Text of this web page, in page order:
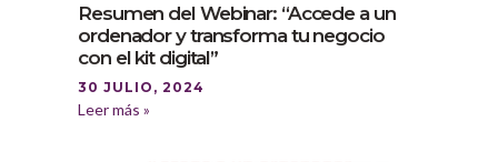
Resumen del Webinar: “Accede a un
ordenador y transforma tu negocio
con el kit digital”
30 JULIO, 2024
Leer más »